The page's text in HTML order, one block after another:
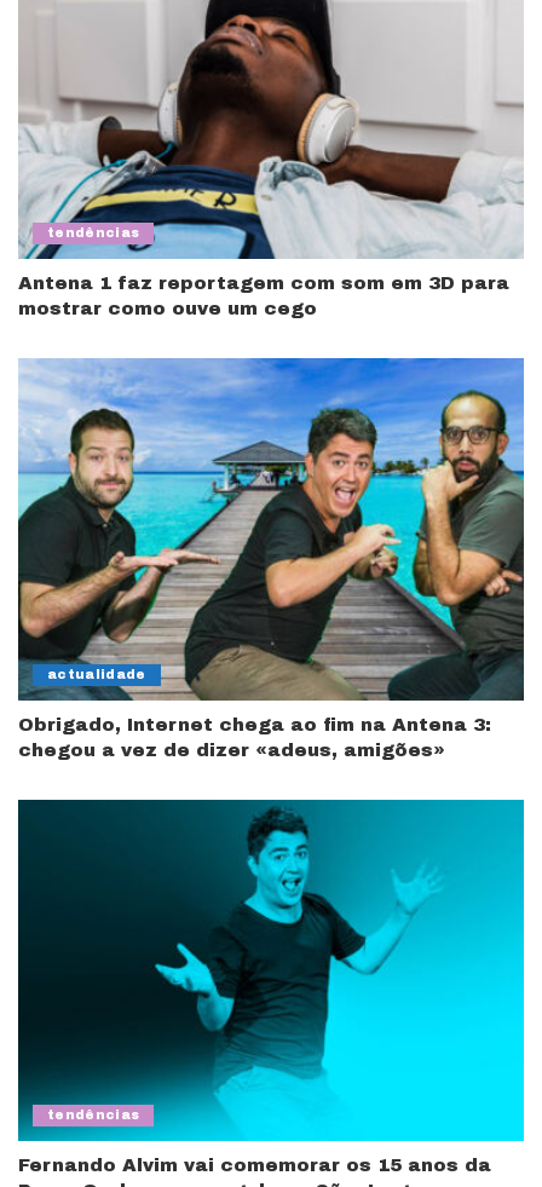
tendências
Antena 1 faz reportagem com som em 3D para
mostrar como ouve um cego
actualidade
Obrigado, Internet chega ao fim na Antena 3:
chegou a vez de dizer «adeus, amigões»
tendências
Fernando Alvim vai comemorar os 15 anos da